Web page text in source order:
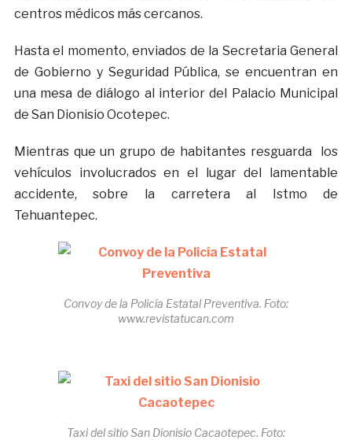
centros médicos más cercanos.
Hasta el momento, enviados de la Secretaria General
de Gobierno y Seguridad Pública, se encuentran en
una mesa de diálogo al interior del Palacio Municipal
de San Dionisio Ocotepec.
Mientras que un grupo de habitantes resguarda los
vehículos involucrados en el lugar del lamentable
accidente, sobre la carretera al Istmo de
Tehuantepec.
Convoy de la Policía Estatal Preventiva. Foto:
www.revistatucan.com
Taxi del sitio San Dionisio Cacaotepec. Foto: